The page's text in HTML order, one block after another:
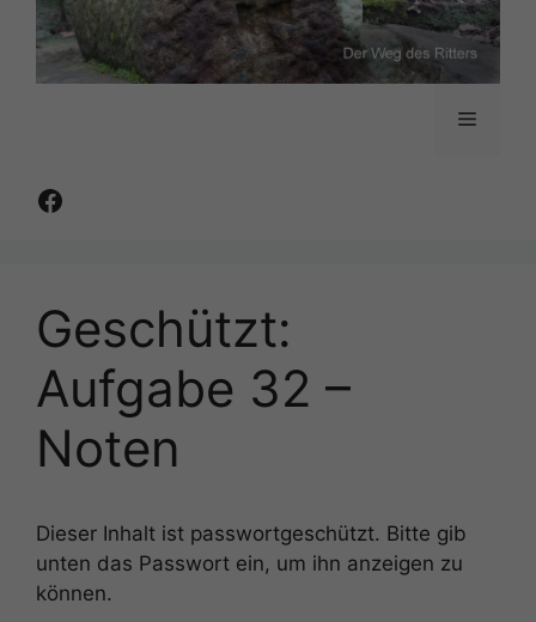
Menü
Facebook
Geschützt:
Aufgabe 32 –
Noten
Dieser Inhalt ist passwortgeschützt. Bitte gib
unten das Passwort ein, um ihn anzeigen zu
können.